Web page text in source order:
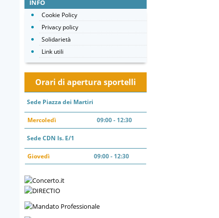
INFO
Cookie Policy
Privacy policy
Solidarietà
Link utili
Orari di apertura sportelli
Sede Piazza dei Martiri
Mercoledì 09:00 - 12:30
Sede CDN Is. E/1
Giovedì 09:00 - 12:30